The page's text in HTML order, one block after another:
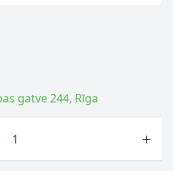
gatve 244, Rīga